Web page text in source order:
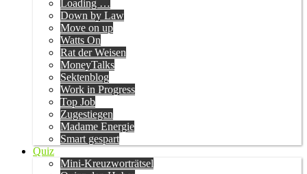
Loading …
Down by Law
Move on up
Watts On
Rat der Weisen
MoneyTalks
Sektenblog
Work in Progress
Top Job
Zugestiegen
Madame Energie
Smart gespart
Quiz
Mini-Kreuzworträtsel